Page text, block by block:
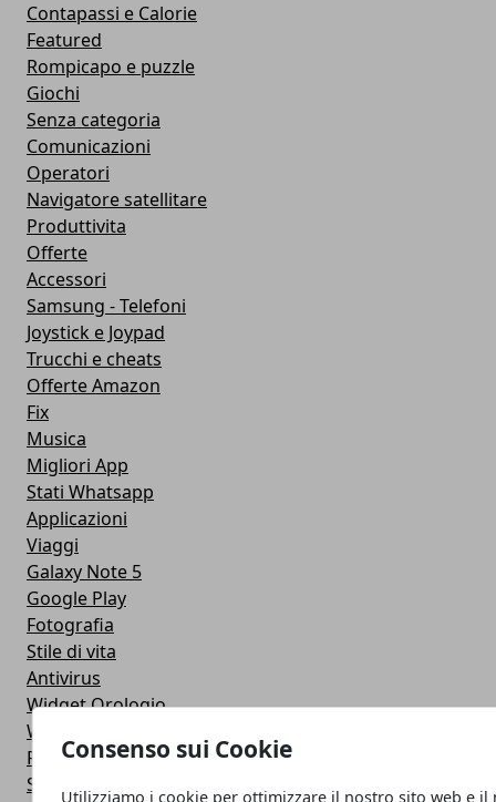
Consenso sui Cookie
Utilizziamo i cookie per ottimizzare il nostro sito web e il
Contapassi e Calorie
Featured
Rompicapo e puzzle
Giochi
Senza categoria
Comunicazioni
Operatori
Navigatore satellitare
Produttivita
Offerte
Accessori
Samsung - Telefoni
Joystick e Joypad
Trucchi e cheats
Offerte Amazon
Fix
Musica
Migliori App
Stati Whatsapp
Applicazioni
Viaggi
Galaxy Note 5
Google Play
Fotografia
Stile di vita
Antivirus
Widget Orologio
Widget Meteo
Ricezione WiFi
Sport